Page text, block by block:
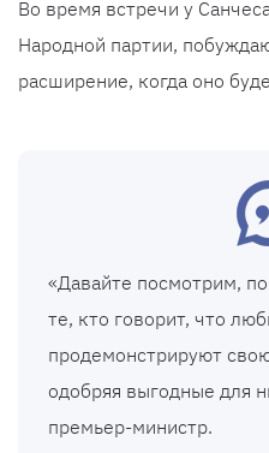
Во время встречи у
Народной партии,
расширение, когда оно
«Давайте посмотрим,
те, кто говорит, что
продемонстрируют
одобряя выгодные для
премьер-министр.